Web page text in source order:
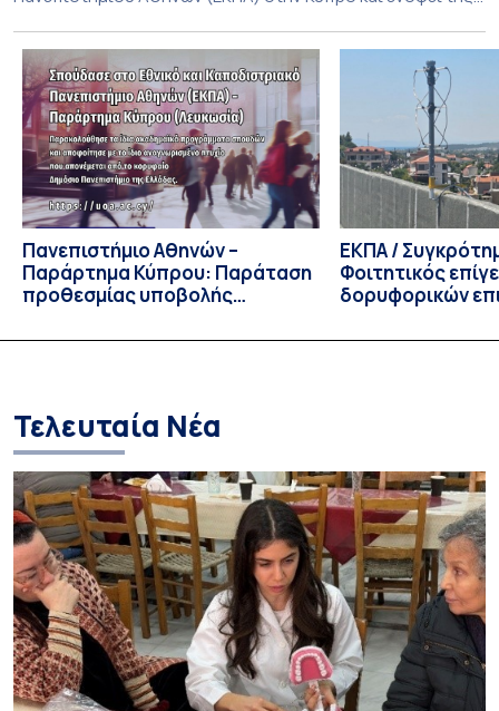
Τμήματος Οικονομικών Επιστημών και του Τμήματος
Διοίκησης Επιχειρήσεων και Οργανισμών τον Σεπτέμβριο
του 2026, ο Κοσμήτορας της Σχολής Οικονομικών και
Πολιτικών Επιστημών, Καθηγητής Νικόλαος Ηρειώτης, και ο
Πρόεδρος του Τμήματος […]
Πανεπιστήμιο Αθηνών –
Παράρτημα Κύπρου: Παράταση
προθεσμίας υποβολής
υποψηφίων
ΕΚΠΑ /
Φοιτητικός
δορυφορικών
Τελευταία Νέα